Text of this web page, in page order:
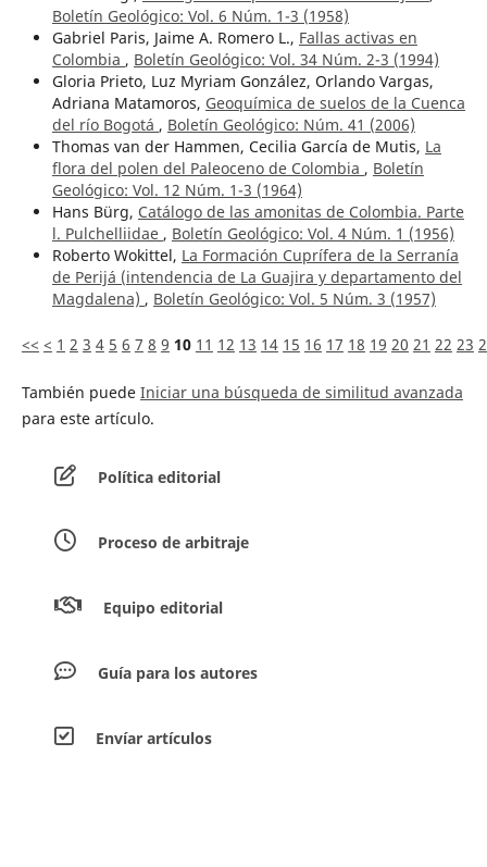
Boletín Geológico: Vol. 6 Núm. 1-3 (1958)
Gabriel Paris, Jaime A. Romero L., Fallas activas en
Colombia , Boletín Geológico: Vol. 34 Núm. 2-3 (1994)
Gloria Prieto, Luz Myriam González, Orlando Vargas,
Adriana Matamoros, Geoquímica de suelos de la Cuenca
del río Bogotá , Boletín Geológico: Núm. 41 (2006)
Thomas van der Hammen, Cecilia García de Mutis, La
flora del polen del Paleoceno de Colombia , Boletín
Geológico: Vol. 12 Núm. 1-3 (1964)
Hans Bürg, Catálogo de las amonitas de Colombia. Parte
l. Pulchelliidae , Boletín Geológico: Vol. 4 Núm. 1 (1956)
Roberto Wokittel, La Formación Cuprífera de la Serranía
de Perijá (intendencia de La Guajira y departamento del
Magdalena) , Boletín Geológico: Vol. 5 Núm. 3 (1957)
<< < 1 2 3 4 5 6 7 8 9 10 11 12 13 14 15 16 17 18 19 20 21 22 23
También puede Iniciar una búsqueda de similitud avanzada
para este artículo.
Política editorial
Proceso de arbitraje
Equipo editorial
Guía para los autores
Envíar artículos